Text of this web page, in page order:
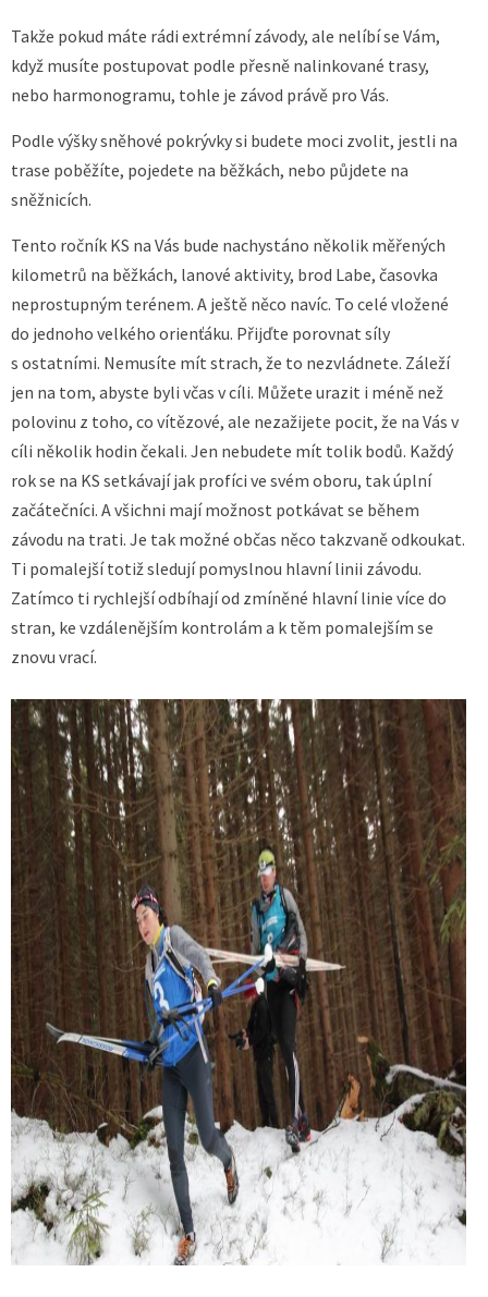
Takže pokud máte rádi extrémní závody, ale nelíbí se Vám,
když musíte postupovat podle přesně nalinkované trasy,
nebo harmonogramu, tohle je závod právě pro Vás.
Podle výšky sněhové pokrývky si budete moci zvolit, jestli na
trase poběžíte, pojedete na běžkách, nebo půjdete na
sněžnicích.
Tento ročník KS na Vás bude nachystáno několik měřených
kilometrů na běžkách, lanové aktivity, brod Labe, časovka
neprostupným terénem. A ještě něco navíc. To celé vložené
do jednoho velkého orienťáku. Přijďte porovnat síly
s ostatními. Nemusíte mít strach, že to nezvládnete. Záleží
jen na tom, abyste byli včas v cíli. Můžete urazit i méně než
polovinu z toho, co vítězové, ale nezažijete pocit, že na Vás v
cíli několik hodin čekali. Jen nebudete mít tolik bodů. Každý
rok se na KS setkávají jak profíci ve svém oboru, tak úplní
začátečníci. A všichni mají možnost potkávat se během
závodu na trati. Je tak možné občas něco takzvaně odkoukat.
Ti pomalejší totiž sledují pomyslnou hlavní linii závodu.
Zatímco ti rychlejší odbíhají od zmíněné hlavní linie více do
stran, ke vzdálenějším kontrolám a k těm pomalejším se
znovu vrací.